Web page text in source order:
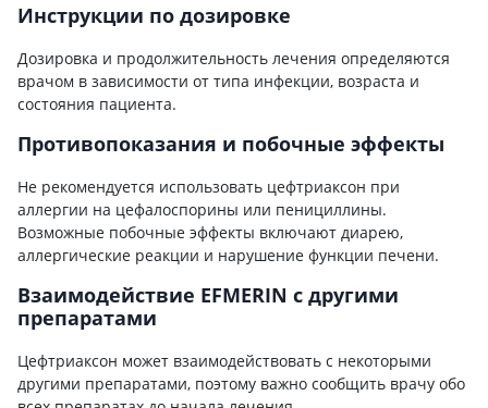
Инструкции по дозировке
Дозировка и продолжительность лечения определяются
врачом в зависимости от типа инфекции, возраста и
состояния пациента.
Противопоказания и побочные эффекты
Не рекомендуется использовать цефтриаксон при
аллергии на цефалоспорины или пенициллины.
Возможные побочные эффекты включают диарею,
аллергические реакции и нарушение функции печени.
Взаимодействие EFMERIN с другими
препаратами
Цефтриаксон может взаимодействовать с некоторыми
другими препаратами, поэтому важно сообщить врачу обо